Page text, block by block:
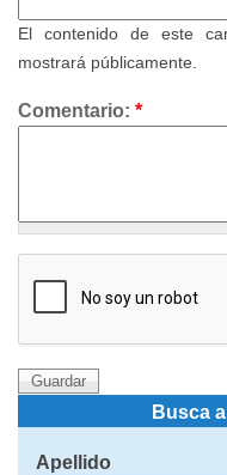
El contenido de este
mostrará públicamente.
Comentario: *
Busca
Apellido